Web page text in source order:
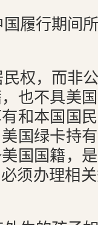
履行期间
权，而非
也不具美
和本国国
国绿卡持
国国籍，
须办理相